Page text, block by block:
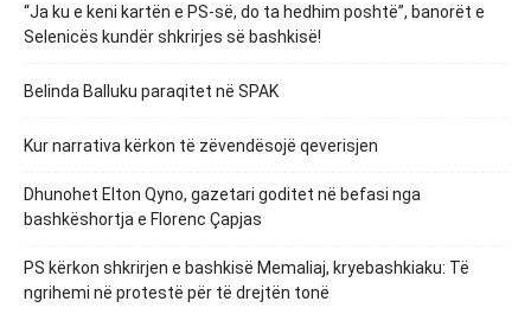
“Ja ku e keni kartën e PS-së, do ta hedhim poshtë”, banorët e
Selenicës kundër shkrirjes së bashkisë!
Belinda Balluku paraqitet në SPAK
Kur narrativa kërkon të zëvendësojë qeverisjen
Dhunohet Elton Qyno, gazetari goditet në befasi nga
bashkëshortja e Florenc Çapjas
PS kërkon shkrirjen e bashkisë Memaliaj, kryebashkiaku: Të
ngrihemi në protestë për të drejtën tonë